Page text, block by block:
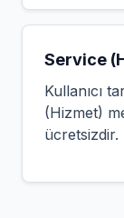
Service
Kullanıcı
(Hizmet)
ücretsizdir.